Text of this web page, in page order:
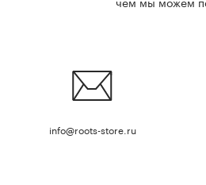
info@roots-store.ru